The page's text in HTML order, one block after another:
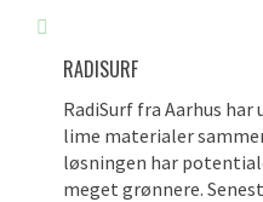
RADISURF
RadiSurf fra Aarhus
lime materialer
løsningen har
meget grønnere.